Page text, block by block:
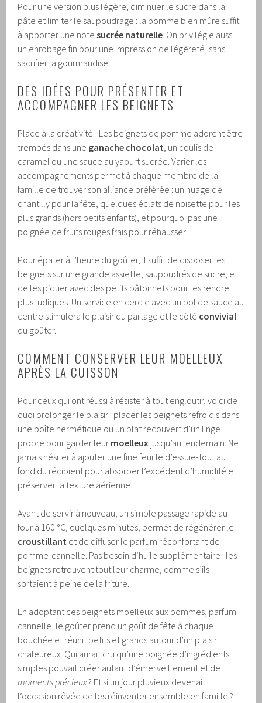
Pour une version plus légère, diminuer le sucre dans la
pâte et limiter le saupoudrage : la pomme bien mûre suffit
à apporter une notesucrée naturelle. On privilégie aussi
un enrobage fin pour une impression de légèreté, sans
sacrifier la gourmandise.
DES IDÉES POUR PRÉSENTER ET
ACCOMPAGNER LES BEIGNETS
Place à la créativité ! Les beignets de pomme adorent être
trempés dans une ganache chocolat, un coulis de
caramel ou une sauce au yaourt sucrée. Varier les
accompagnements permet à chaque membre de la
famille de trouver son alliance préférée : un nuage de
chantilly pour la fête, quelques éclats de noisette pour les
plus grands (hors petits enfants), et pourquoi pas une
poignée de fruits rouges frais pour réhausser.
Pour épater à l’heure du goûter, il suffit de disposer les
beignets sur une grande assiette, saupoudrés de sucre, et
de les piquer avec des petits bâtonnets pour les rendre
plus ludiques. Un service en cercle avec un bol de sauce au
centre stimulera le plaisir du partage et le côté convivial
du goûter.
COMMENT CONSERVER LEUR MOELLEUX
APRÈS LA CUISSON
Pour ceux qui ont réussi à résister à tout engloutir, voici de
quoi prolonger le plaisir : placer les beignets refroidis dans
une boîte hermétique ou un plat recouvert d’un linge
propre pour garder leur moelleux jusqu’au lendemain. Ne
jamais hésiter à ajouter une fine feuille d’essuie-tout au
fond du récipient pour absorber l’excédent d’humidité et
préserver la texture aérienne.
Avant de servir à nouveau, un simple passage rapide au
four à 160 °C, quelques minutes, permet de régénérer le
croustillant et de diffuser le parfum réconfortant de
pomme-cannelle. Pas besoin d’huile supplémentaire : les
beignets retrouvent tout leur charme, comme s’ils
sortaient à peine de la friture.
En adoptant ces beignets moelleux aux pommes, parfum
cannelle, le goûter prend un goût de fête à chaque
bouchée et réunit petits et grands autour d’un plaisir
chaleureux. Qui aurait cru qu’une poignée d’ingrédients
simples pouvait créer autant d’émerveillement et de
moments précieux? Et si un jour pluvieux devenait
l’occasion rêvée de les réinventer ensemble en famille ?